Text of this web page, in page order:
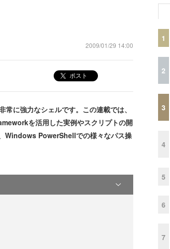
2009/01/29 14:00
ポスト
に強力なシェルです。この連載では、
を活用した実例やスクリプトの開
Windows PowerShellでの様々なパス操
1
2
3
4
5
6
7